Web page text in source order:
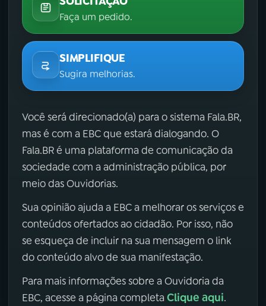
Faça um pedido.
SIMPLIFIQUE
Sugira melhorias.
Você será direcionado(a) para o sistema Fala.BR,
mas é com a EBC que estará dialogando. O
Fala.BR é uma plataforma de comunicação da
sociedade com a administração pública, por
meio das Ouvidorias.
Sua opinião ajuda a EBC a melhorar os serviços e
conteúdos ofertados ao cidadão. Por isso, não
se esqueça de incluir na sua mensagem o link
do conteúdo alvo de sua manifestação.
Para mais informações sobre a Ouvidoria da
EBC, acesse a página completa Clique aqui.